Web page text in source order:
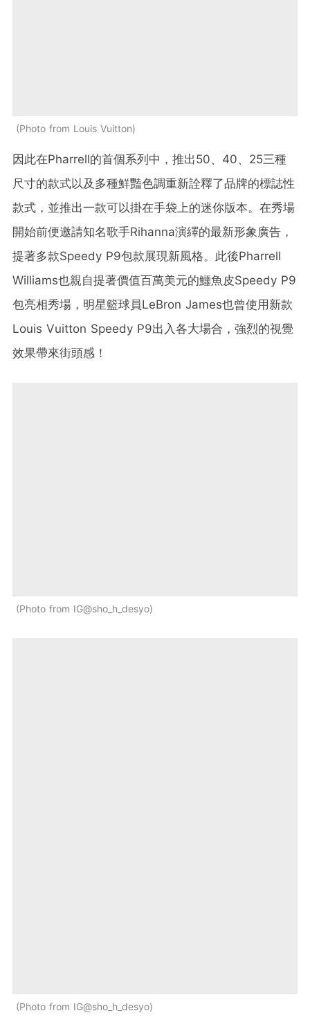
Photo from Louis Vuitton
因此在Pharrell的首個系列中，推出50、40、25三種
尺寸的款式以及多種鮮豔色調重新詮釋了品牌的標誌性
款式，並推出一款可以掛在手袋上的迷你版本。在秀場
開始前便邀請知名歌手Rihanna演繹的最新形象廣告，
提著多款Speedy P9包款展現新風格。此後Pharrell
Williams也親自提著價值百萬美元的鱷魚皮Speedy P9
包亮相秀場，明星籃球員LeBron James也曾使用新款
Louis Vuitton Speedy P9出入各大場合，強烈的視覺
效果帶來街頭感！
Photo from IG@sho_h_desyo
Photo from IG@sho_h_desyo